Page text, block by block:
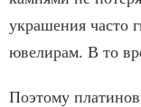
украшения часто
ювелирам. В то
Поэтому